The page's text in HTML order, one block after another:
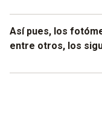
Así pues, los
entre otros, los